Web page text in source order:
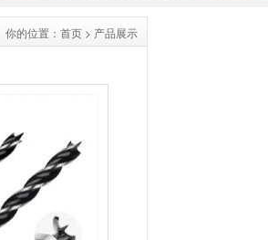
你的位置： 首页 > 产品展示